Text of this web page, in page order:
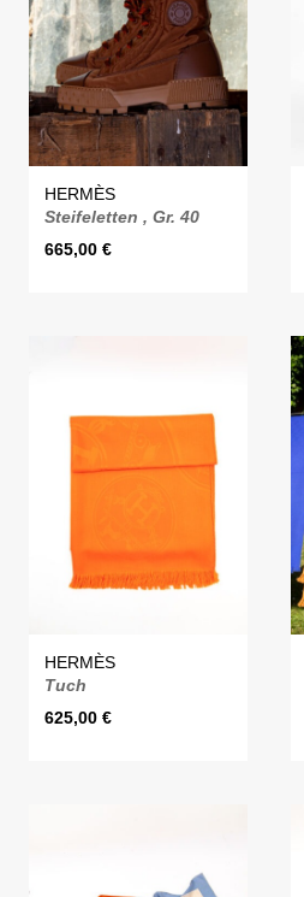
HERMÈS
Steifeletten , Gr. 40
665,00 €
HERMÈS
Tuch
625,00 €